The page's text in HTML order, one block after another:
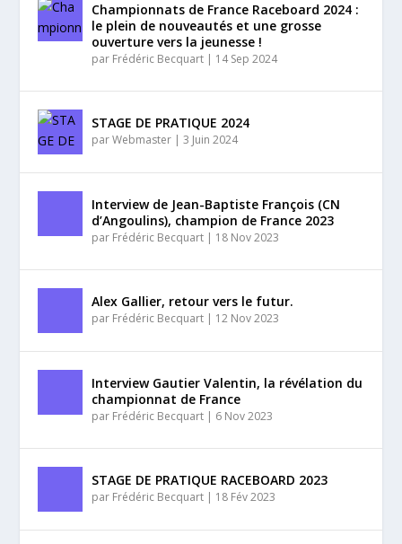
Championnats de France Raceboard 2024 :
le plein de nouveautés et une grosse
ouverture vers la jeunesse !
par Frédéric Becquart | 14 Sep 2024
STAGE DE PRATIQUE 2024
parWebmaster |3 Juin 2024
Interview de Jean-Baptiste François (CN
d’Angoulins), champion de France 2023
par Frédéric Becquart | 18 Nov 2023
Alex Gallier, retour vers le futur.
par Frédéric Becquart | 12 Nov 2023
Interview Gautier Valentin, la révélation du
championnat de France
par Frédéric Becquart | 6 Nov 2023
STAGE DE PRATIQUE RACEBOARD 2023
par Frédéric Becquart | 18 Fév 2023